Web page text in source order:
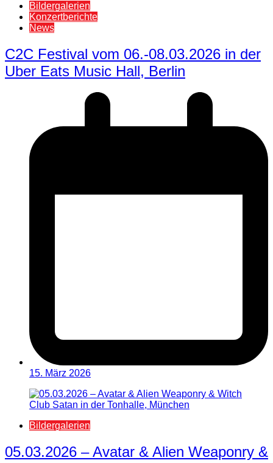
Bildergalerien
Konzertberichte
News
C2C Festival vom 06.-08.03.2026 in der
Uber Eats Music Hall, Berlin
15. März 2026
Bildergalerien
05.03.2026 – Avatar & Alien Weaponry &